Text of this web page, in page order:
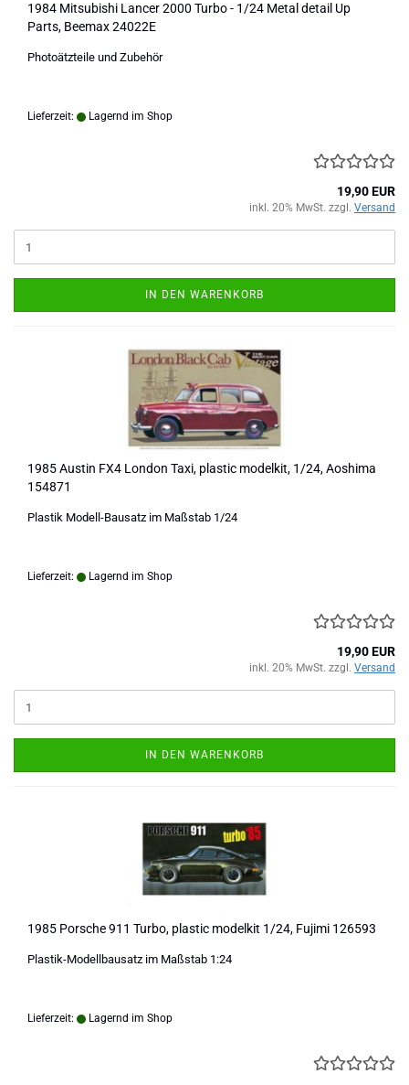
1984 Mitsubishi Lancer 2000 Turbo - 1/24 Metal detail Up
Parts, Beemax 24022E
Photoätzteile und Zubehör
Lieferzeit: Lagernd im Shop
19,90 EUR
inkl. 20% MwSt. zzgl. Versand
IN DEN WARENKORB
1985 Austin FX4 London Taxi, plastic modelkit, 1/24, Aoshima
154871
Plastik Modell-Bausatz im Maßstab 1/24
Lieferzeit: Lagernd im Shop
19,90 EUR
inkl. 20% MwSt. zzgl. Versand
IN DEN WARENKORB
1985 Porsche 911 Turbo, plastic modelkit 1/24, Fujimi 126593
Plastik-Modellbausatz im Maßstab 1:24
Lieferzeit: Lagernd im Shop